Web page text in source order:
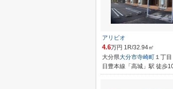
アリビオ
4.6万円 1R/32.94㎡
大分県大分市寺崎町 １丁目
日豊本線「高城」駅 徒歩